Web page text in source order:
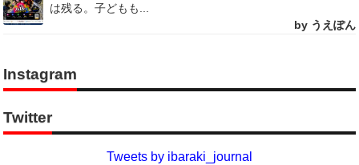
は残る。子どもも...
by うえぽん
Instagram
Twitter
Tweets by ibaraki_journal